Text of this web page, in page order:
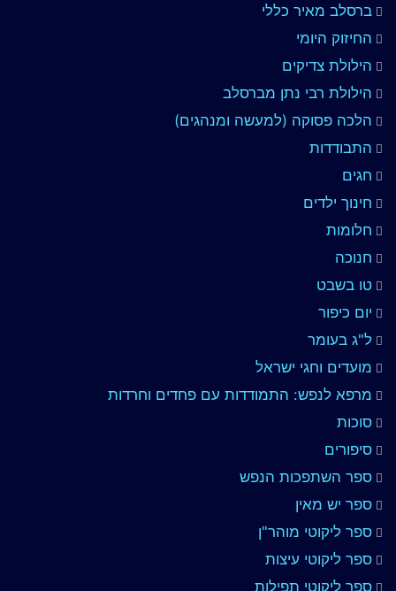
ברסלב מאיר כללי
החיזוק היומי
הילולת צדיקים
הילולת רבי נתן מברסלב
הלכה פסוקה (למעשה ומנהגים)
התבודדות
חגים
חינוך ילדים
חלומות
חנוכה
טו בשבט
יום כיפור
ל"ג בעומר
מועדים וחגי ישראל
מרפא לנפש: התמודדות עם פחדים וחרדות
סוכות
סיפורים
ספר השתפכות הנפש
ספר יש מאין
ספר ליקוטי מוהר"ן
ספר ליקוטי עיצות
ספר ליקוטי תפילות